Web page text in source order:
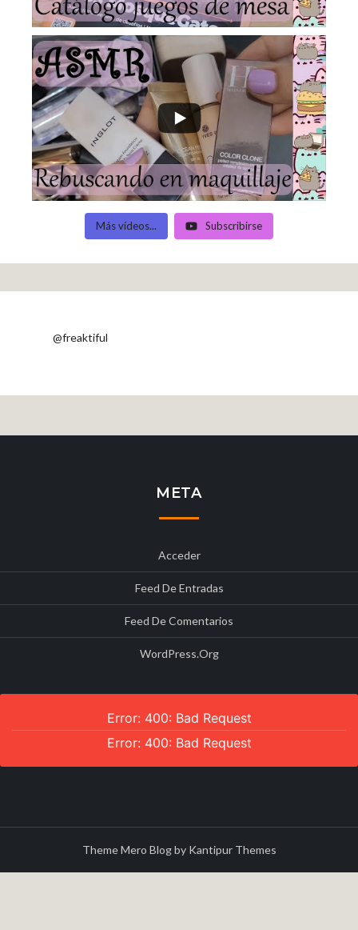
Más vídeos... Subscribirse
@freaktiful
META
Acceder
Feed De Entradas
Feed De Comentarios
WordPress.org
Error: 400: Bad Request
Error: 400: Bad Request
Theme Mero Blog by Kantipur Themes